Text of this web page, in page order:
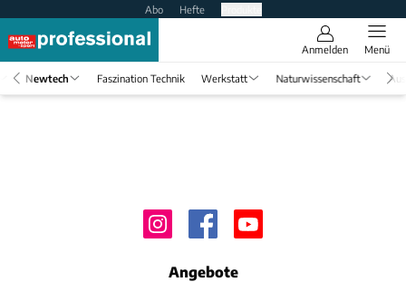
Abo Hefte
Anmelden Menü
Newtech Faszination Technik Werkstatt Naturwissenschaft
Angebote